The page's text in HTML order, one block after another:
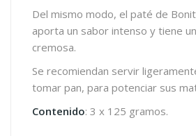
Del mismo modo, el paté de
aporta un sabor intenso y tiene
cremosa.
Se recomiendan servir
tomar pan, para potenciar sus
Contenido: 3 x 125 gramos.